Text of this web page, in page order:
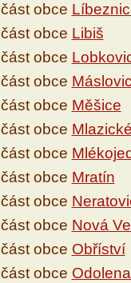
část obce
část obce Libiš
část obce
část obce
část obce Měšice
část obce
část obce
část obce Mratín
část obce
část obce Nová
část obce Obříství
část obce